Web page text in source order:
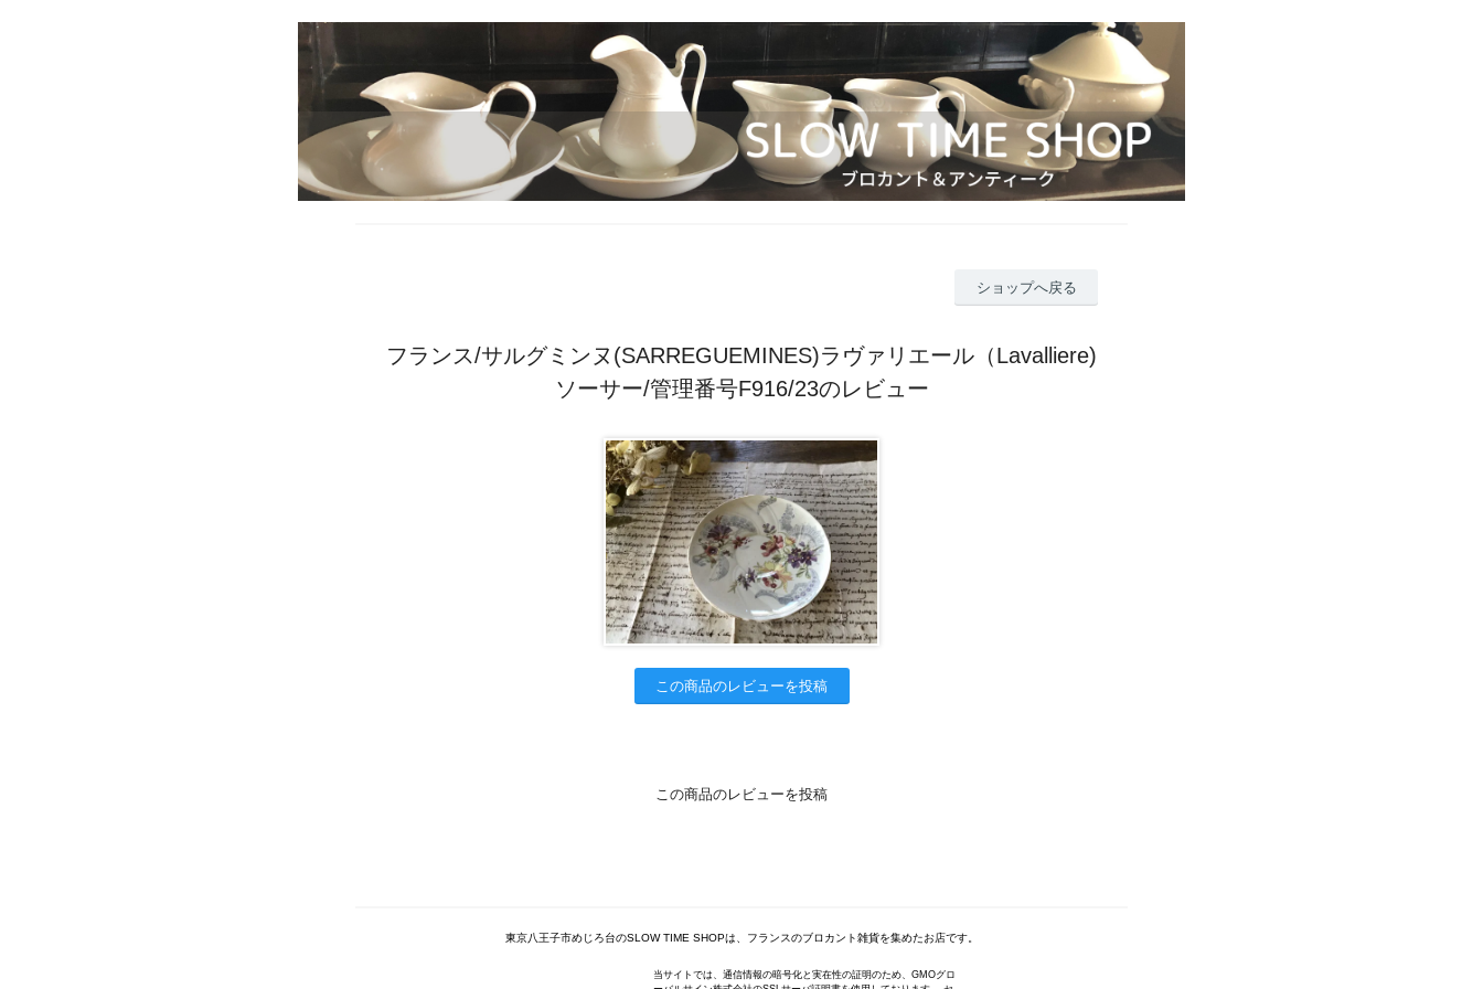
ショップへ戻る
フランス/サルグミンヌ(SARREGUEMINES)ラヴァリエール（Lavalliere)
ソーサー/管理番号F916/23のレビュー
この商品のレビューを投稿
この商品のレビューを投稿
東京八王子市めじろ台のSLOW TIME SHOPは、フランスのブロカント雑貨を集めたお店です。
当サイトでは、通信情報の暗号化と実在性の証明のため、GMOグロ